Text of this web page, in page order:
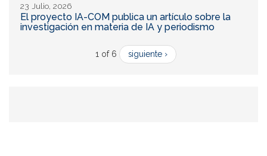
23 Julio, 2026
El proyecto IA-COM publica un artículo sobre la
investigación en materia de IA y periodismo
1 of 6 siguiente ›